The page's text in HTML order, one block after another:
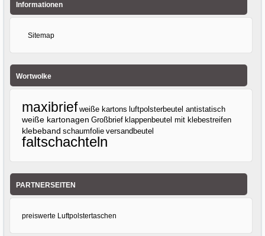
Informationen
Sitemap
Wortwolke
maxibrief weiße kartons luftpolsterbeutel antistatisch
weiße kartonagen Großbrief klappenbeutel mit klebestreifen
klebeband schaumfolie versandbeutel
faltschachteln
PARTNERSEITEN
preiswerte Luftpolstertaschen